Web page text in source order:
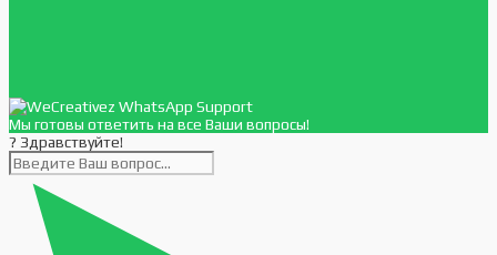
Мы готовы ответить на все Ваши вопросы!
? Здравствуйте!